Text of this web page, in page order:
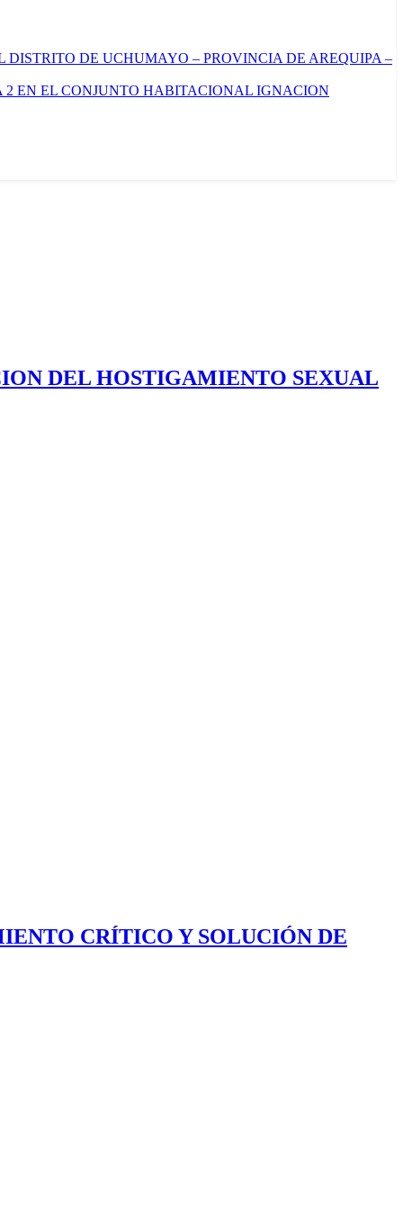
DISTRITO DE UCHUMAYO – PROVINCIA DE AREQUIPA –
EN EL CONJUNTO HABITACIONAL IGNACION
DEL HOSTIGAMIENTO SEXUAL
CRÍTICO Y SOLUCIÓN DE